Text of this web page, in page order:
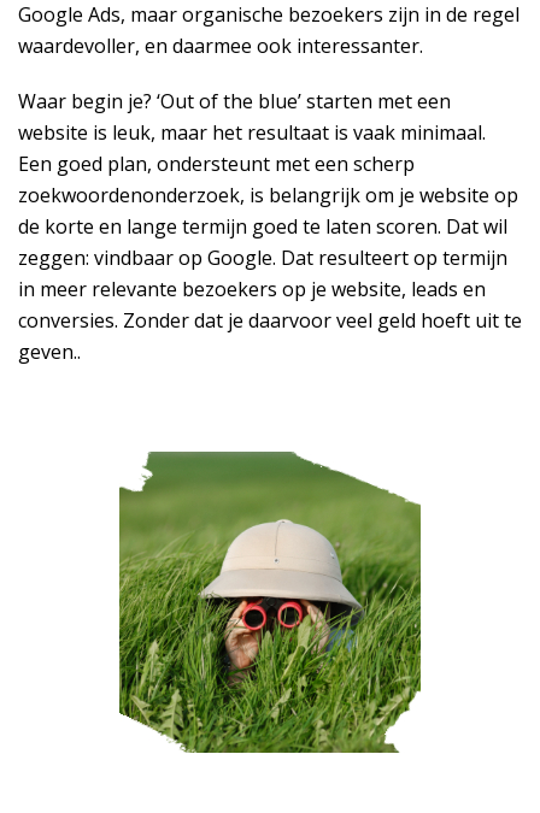
Google Ads, maar organische bezoekers zijn in de regel
waardevoller, en daarmee ook interessanter.
Waar begin je? ‘Out of the blue’ starten met een
website is leuk, maar het resultaat is vaak minimaal.
Een goed plan, ondersteunt met een scherp
zoekwoordenonderzoek, is belangrijk om je website op
de korte en lange termijn goed te laten scoren. Dat wil
zeggen: vindbaar op Google. Dat resulteert op termijn
in meer relevante bezoekers op je website, leads en
conversies. Zonder dat je daarvoor veel geld hoeft uit te
geven..